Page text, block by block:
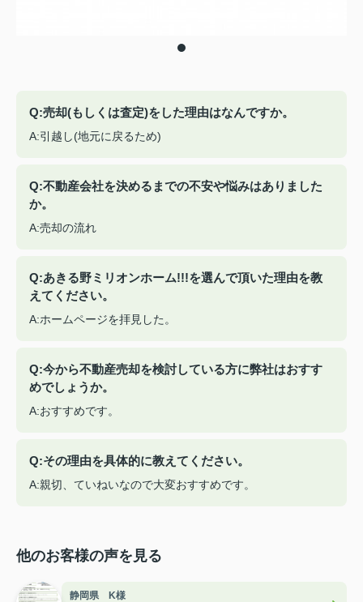
Q:売却(もしくは査定)をした理由はなんですか。
A:引越し(地元に戻るため)
Q:不動産会社を決めるまでの不安や悩みはありました
か。
A:売却の流れ
Q:あきる野ミリオンホーム!!!を選んで頂いた理由を教
えてください。
A:ホームページを拝見した。
Q:今から不動産売却を検討している方に弊社はおすす
めでしょうか。
A:おすすめです。
Q:その理由を具体的に教えてください。
A:親切、ていねいなので大変おすすめです。
他のお客様の声を見る
静岡県 K様